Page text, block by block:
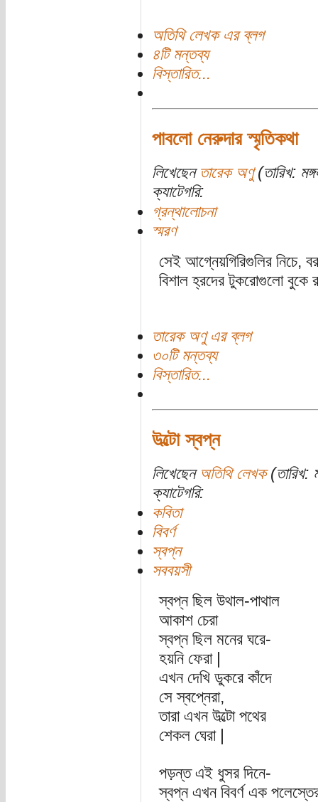
অতিথি লেখক এর ব্লগ
৪টি মন্তব্য
বিস্তারিত...
পাবলো নেরুদার স্মৃতিকথা
লিখেছেন তারেক অণু(তারিখ:
ক্যাটেগরি:
গ্রন্থালোচনা
স্মরণ
সেই আগ্নেয়গিরিগুলির নিচে,
বিশাল হ্রদের টুকরোগুলো বুকে
তারেক অণু এর ব্লগ
৩০টি মন্তব্য
বিস্তারিত...
উল্টো স্বপ্ন
লিখেছেন অতিথি লেখক(তারিখ:
ক্যাটেগরি:
কবিতা
বিবর্ণ
স্বপ্ন
সববয়সী
স্বপ্ন ছিল উথাল-পাথাল
আকাশ চেরা
স্বপ্ন ছিল মনের ঘরে-
হয়নি ফেরা |
এখন দেখি ডুকরে কাঁদে
সে স্বপ্নেরা,
তারা এখন উল্টো পথের
শেকল ঘেরা |
পড়ন্ত এই ধুসর দিনে-
স্বপ্ন এখন বিবর্ণ এক